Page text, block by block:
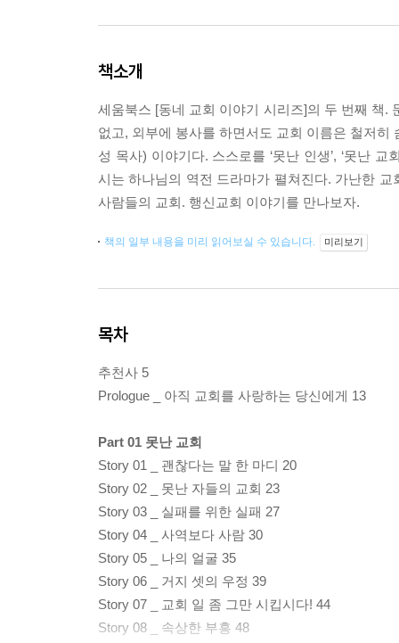
책소개
세움북스 [동네 교회 이야기 시리즈]의 두 번째 책.
없고, 외부에 봉사를 하면서도 교회 이름은 철저히
성 목사) 이야기다. 스스로를 ‘못난 인생’, ‘못난
시는 하나님의 역전 드라마가 펼쳐진다. 가난한
사람들의 교회. 행신교회 이야기를 만나보자.
책의 일부 내용을 미리 읽어보실 수 있습니다. 미리보기
목차
추천사 5
Prologue _ 아직 교회를 사랑하는 당신에게 13
Part 01 못난 교회
Story 01 _ 괜찮다는 말 한 마디 20
Story 02 _ 못난 자들의 교회 23
Story 03 _ 실패를 위한 실패 27
Story 04 _ 사역보다 사람 30
Story 05 _ 나의 얼굴 35
Story 06 _ 거지 셋의 우정 39
Story 07 _ 교회 일 좀 그만 시킵시다! 44
Story 08 _ 속상한 부흥 48